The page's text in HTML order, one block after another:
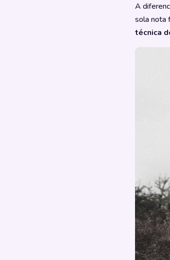
A
sola nota
técnica